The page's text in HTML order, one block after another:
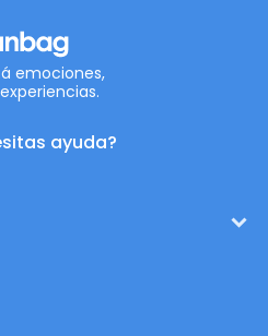
emociones,
ayuda?